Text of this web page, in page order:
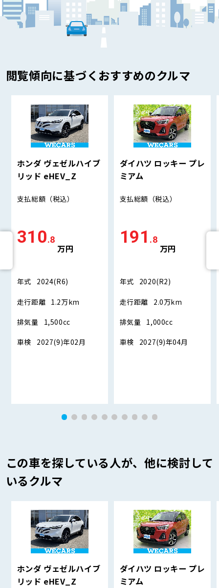
閲覧傾向に基づくおすすめのクルマ
ホンダ ヴェゼルハイブ
リッド eHEV_Z
支払総額 （税込）
310.8
万円
年式 2024(R6)
走行距離 1.2万km
排気量 1,500cc
車検 2027(9)年02月
ダイハツ ロッキー プレ
ミアム
支払総額 （税込）
191 .8
万円
年式 2020(R2)
走行距離 2.0万km
排気量 1,000cc
車検 2027(9)年04月
この車を探している人が、他に検討して
いるクルマ
ホンダ ヴェゼルハイブ
リッド eHEV_Z
ダイハツ ロッキー プレ
ミアム